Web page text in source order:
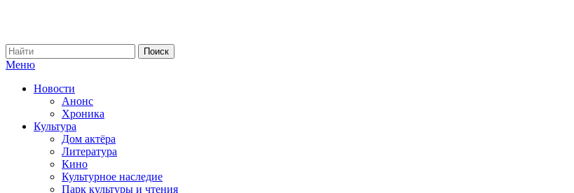
Меню
Новости
Анонс
Хроника
Культура
Дом актёра
Литература
Кино
Культурное наследие
Парк культуры и чтения